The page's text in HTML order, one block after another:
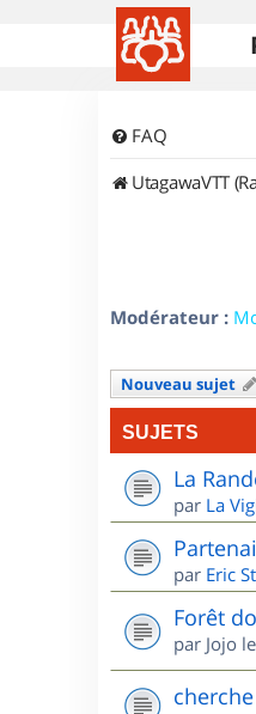
FAQ
UtagawaVTT
Modérateur :
Nouveau sujet
SUJETS
La
par La
par Eric
Forêt
par Jojo